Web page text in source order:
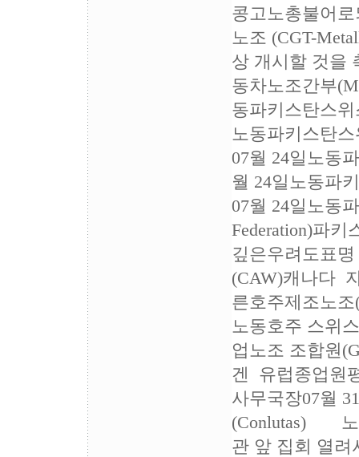
콩고노총불어
노조 (CGT-
상 개시할 것을
동차노조간부
동파키스탄스
노동파키스탄
07월 24일노동
월 24일노동파
07월 24일노동
Federation)파
깊은우려도표
(CAW)캐나다
른호주제조노
노동호주 스위
업노조 조합원
겐 유럽종업원
사무국장07월
(Conlutas) 노
관 앞 집회 열려